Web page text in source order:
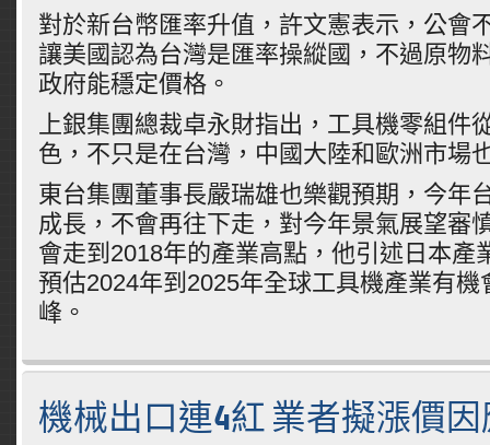
對於新台幣匯率升值，許文憲表示，公會
讓美國認為台灣是匯率操縱國，不過原物
政府能穩定價格。
上銀集團總裁卓永財指出，工具機零組件
色，不只是在台灣，中國大陸和歐洲市場
東台集團董事長嚴瑞雄也樂觀預期，今年
成長，不會再往下走，對今年景氣展望審
會走到2018年的產業高點，他引述日本產
預估2024年到2025年全球工具機產業有機
峰。
機械出口連4紅 業者擬漲價